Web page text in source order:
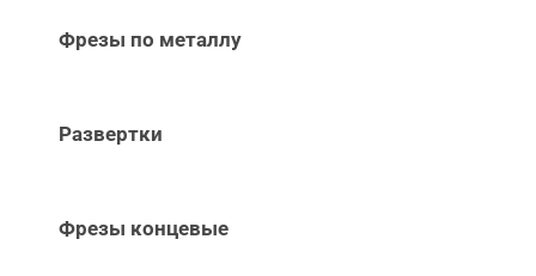
Фрезы по металлу
Развертки
Фрезы концевые